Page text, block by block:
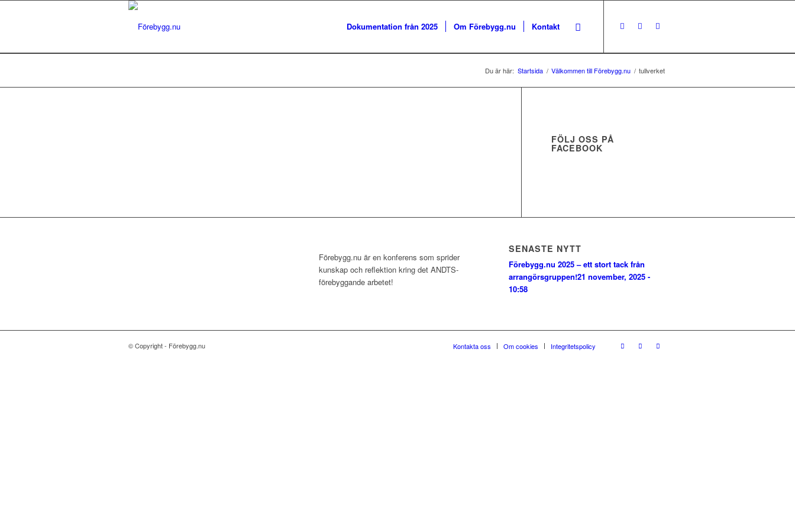
Dokumentation från 2025 Om Förebygg.nu Kontakt
Du är här: Startsida / Välkommen till Förebygg.nu / tullverket
FÖLJ OSS PÅ
FACEBOOK
Förebygg.nu är en konferens som sprider
kunskap och reflektion kring det ANDTS-
förebyggande arbetet!
SENASTE NYTT
Förebygg.nu 2025 – ett stort tack från
arrangörsgruppen!21 november, 2025 -
10:58
© Copyright - Förebygg.nu Kontakta oss Om cookies Integritetspolicy